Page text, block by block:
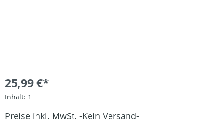
25,99 €*
Inhalt: 1
Preise inkl. MwSt. -Kein Versand-